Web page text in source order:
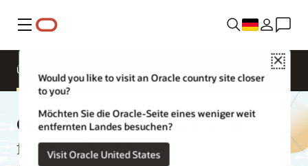
Menü
Close
Would you like to visit an Oracle country site closer
to you?
Möchten Sie die Oracle-Seite eines weniger weit
entfernten Landes besuchen?
Visit Oracle United States
Übersicht
Oracle Health - Reimagine the
future of health